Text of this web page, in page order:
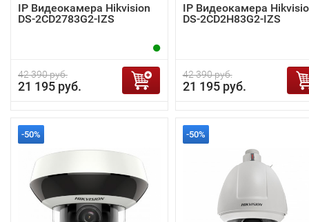
IP Видеокамера Hikvision
DS-2CD2783G2-IZS
42 390 руб.
21 195 руб.
IP Видеокамера
DS-2CD2H83G2-IZS
42 390 руб.
21 195 руб.
-50% -50%